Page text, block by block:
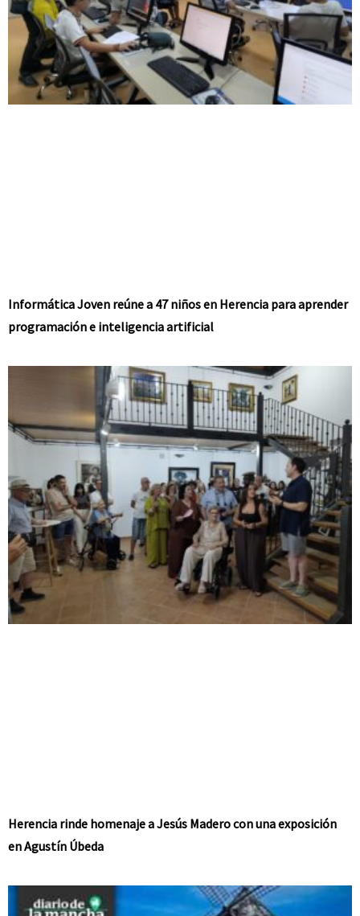
Informática Joven reúne a 47 niños en Herencia para aprender
programación e inteligencia artificial
Herencia rinde homenaje a Jesús Madero con una exposición
en Agustín Úbeda